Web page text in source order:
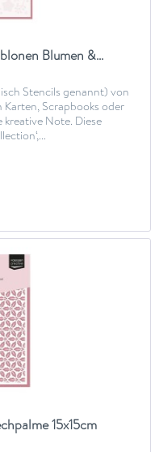
Blumen &...
Stencils genannt) von
Karten, Scrapbooks oder
Note. Diese
15x15cm